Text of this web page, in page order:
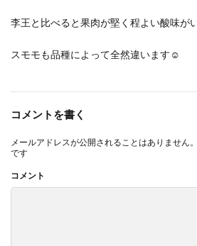
李王と比べると果肉が堅く程よい酸味が
スモモも品種によって全然違います☺️
コメントを書く
メールアドレスが公開されることはありません。
です
コメント